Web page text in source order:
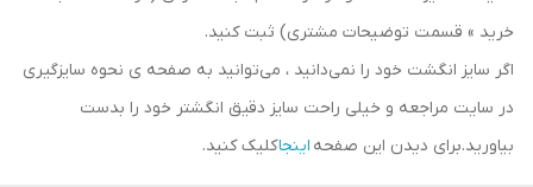
خرید » قسمت توضیحات مشتری) ثبت کنید.
اگر سایز انگشت خود را نمی‌دانید ، می‌توانید به صفحه ی نحوه سایزگیری
در سایت مراجعه و خیلی راحت سایز دقیق انگشتر خود را بدست
بیاورید.برای دیدن این صفحه اینجاکلیک کنید.